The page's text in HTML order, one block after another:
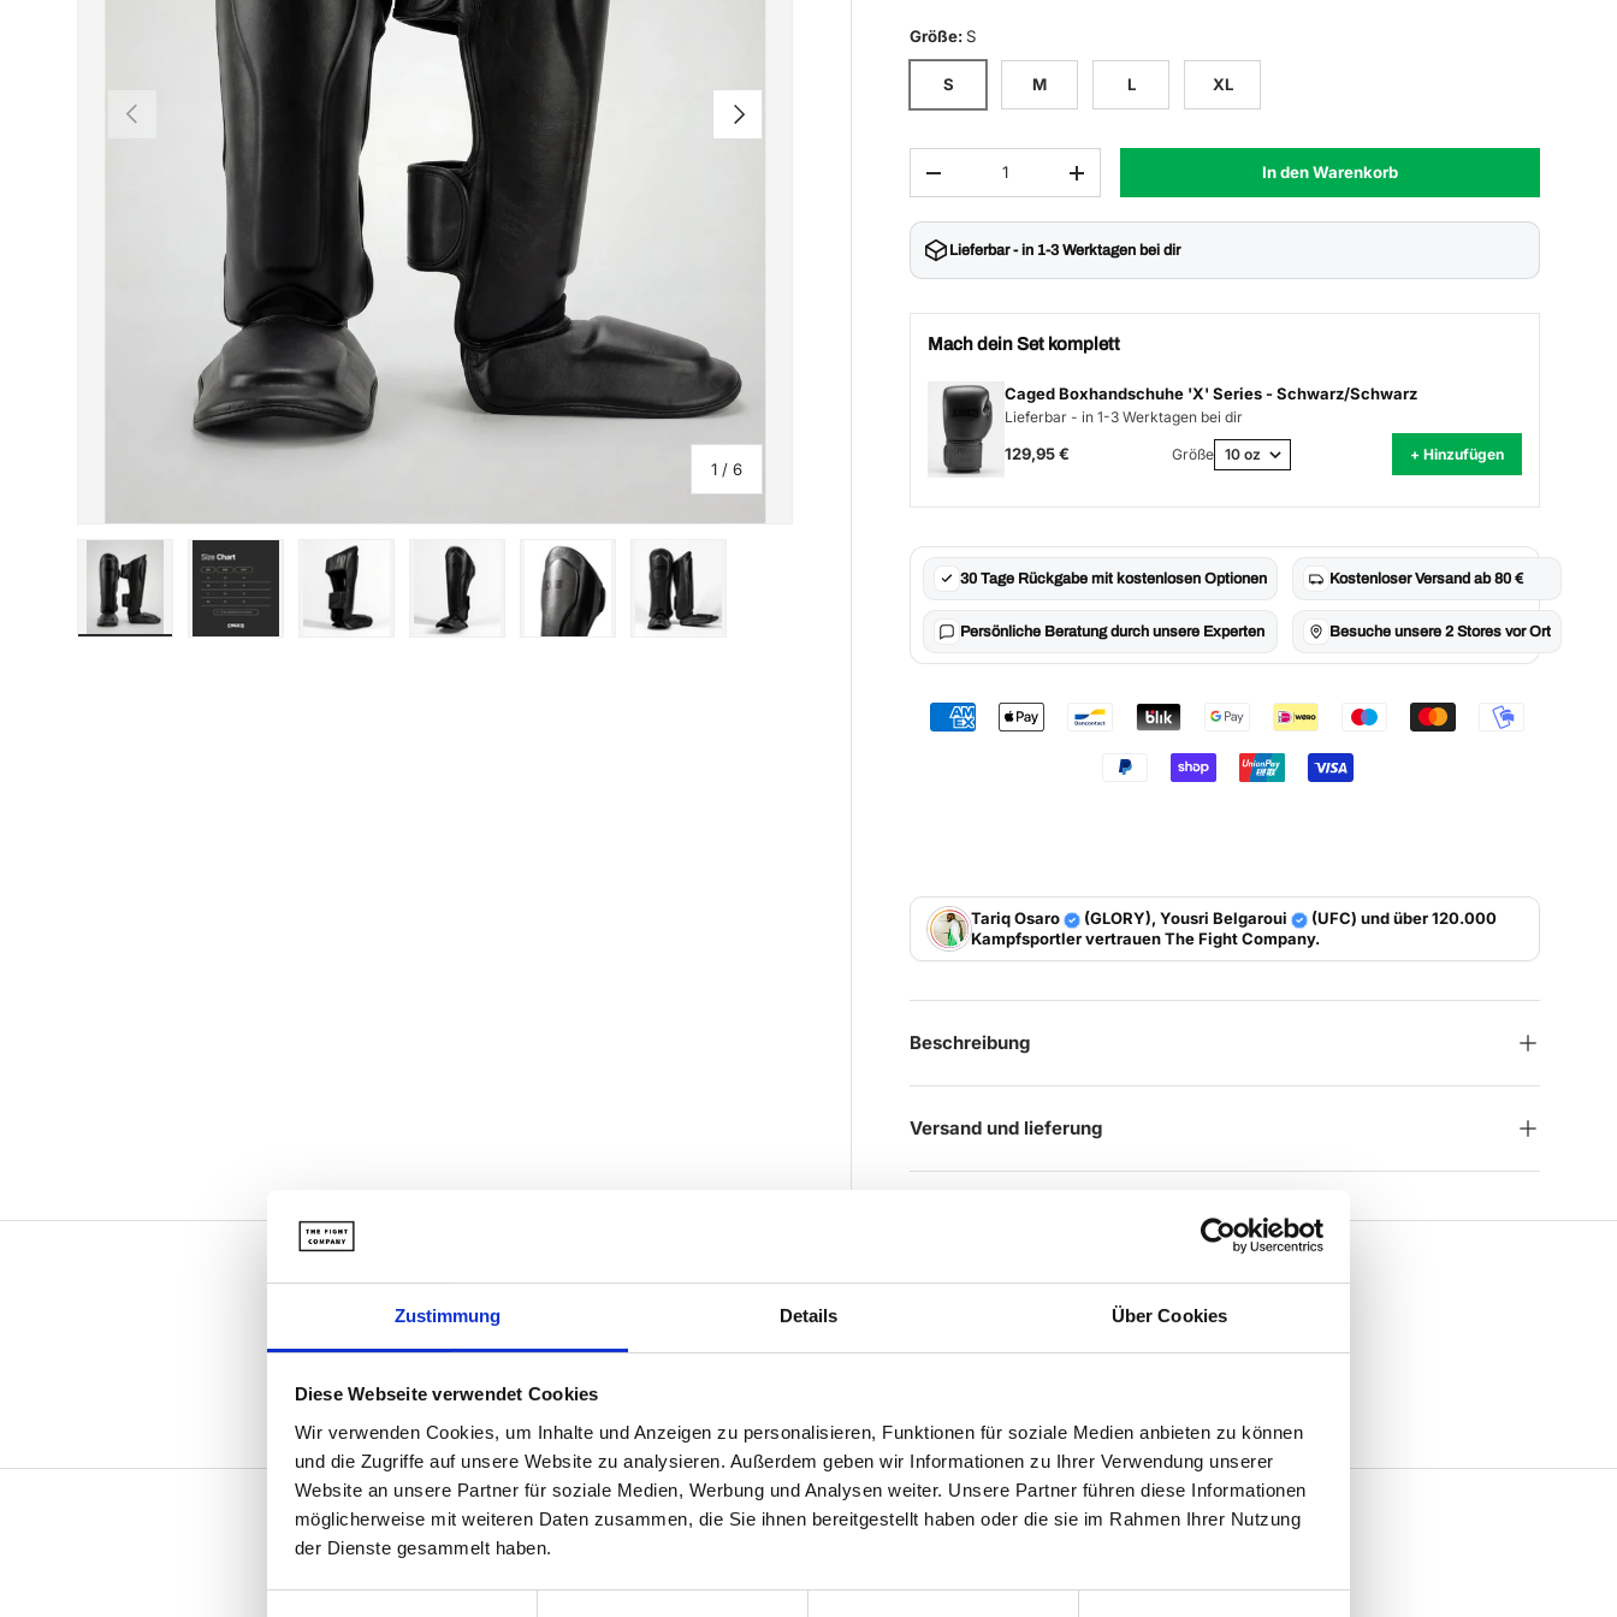
Zustimmung Details Über Cookies
Diese Webseite verwendet Cookies
Wir verwenden Cookies, um Inhalte und Anzeigen zu personalisieren, Funktionen für soziale Medien anbieten zu können
und die Zugriffe auf unsere Website zu analysieren. Außerdem geben wir Informationen zu Ihrer Verwendung unserer
Website an unsere Partner für soziale Medien, Werbung und Analysen weiter. Unsere Partner führen diese Informationen
möglicherweise mit weiteren Daten zusammen, die Sie ihnen bereitgestellt haben oder die sie im Rahmen Ihrer Nutzung
der Dienste gesammelt haben.
Vorherige
1 /von
6
Nächste
Größe: S
S M L XL
Lieferbar - in 1-3 Werktagen bei dir
Menge verringern Menge erhöhen In den Warenkorb
Mach dein Set komplett
Caged Boxhandschuhe 'X' Series - Schwarz/Schwarz
Lieferbar - in 1-3 Werktagen bei dir
129,95 € Größe + Hinzufügen
30 Tage Rückgabe mit kostenlosen Optionen Kostenloser Versand ab 80 €
Persönliche Beratung durch unsere Experten Besuche unsere 2 Stores vor Ort
Tariq Osaro (GLORY), Yousri Belgaroui
(UFC) und über 120.000
Kampfsportler vertrauenThe Fight Company.
Beschreibung
Versand und lieferung